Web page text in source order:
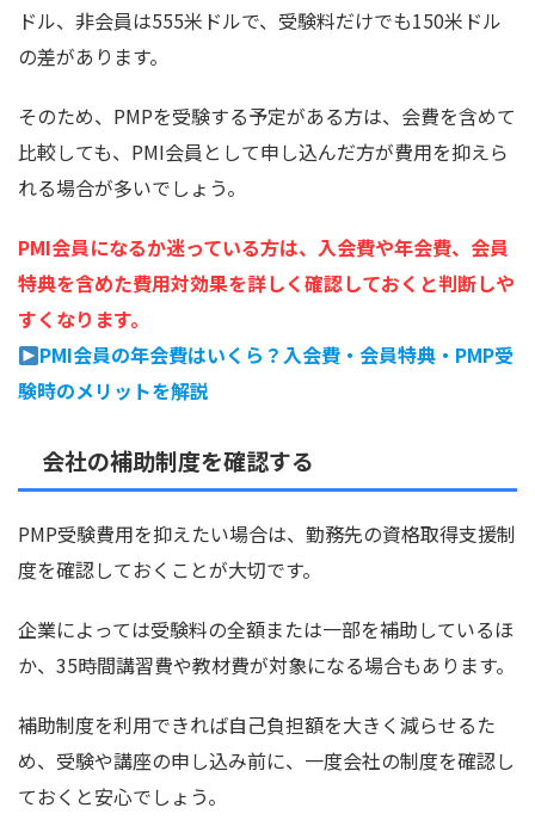
ドル、非会員は555米ドルで、受験料だけでも150米ドル
の差があります。
そのため、PMPを受験する予定がある方は、会費を含めて
比較しても、PMI会員として申し込んだ方が費用を抑えら
れる場合が多いでしょう。
PMI会員になるか迷っている方は、入会費や年会費、会員
特典を含めた費用対効果を詳しく確認しておくと判断しや
すくなります。
PMI会員の年会費はいくら？入会費・会員特典・PMP受
験時のメリットを解説
会社の補助制度を確認する
PMP受験費用を抑えたい場合は、勤務先の資格取得支援制
度を確認しておくことが大切です。
企業によっては受験料の全額または一部を補助しているほ
か、35時間講習費や教材費が対象になる場合もあります。
補助制度を利用できれば自己負担額を大きく減らせるた
め、受験や講座の申し込み前に、一度会社の制度を確認し
ておくと安心でしょう。